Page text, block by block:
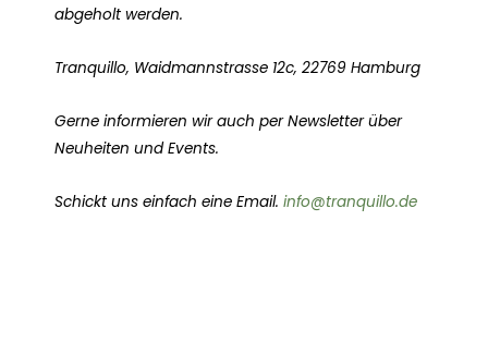
abgeholt werden.
Tranquillo, Waidmannstrasse 12c, 22769 Hamburg
Gerne informieren wir auch per Newsletter über
Neuheiten und Events.
Schickt uns einfach eine Email. info@tranquillo.de